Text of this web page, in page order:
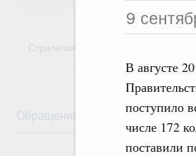
9
В августе
поступило
числе 172
поставили
Стратегии
Обращения Личный приём